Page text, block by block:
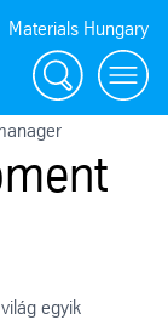
Materials Hungary
Search
egyik